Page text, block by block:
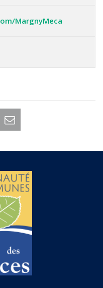
MargnyMeca